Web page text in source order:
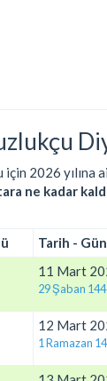
için 2026 yılına
ne kadar
Tarih - Gün
11 Mart
29 Şaban
12 Mart
1 Ramazan